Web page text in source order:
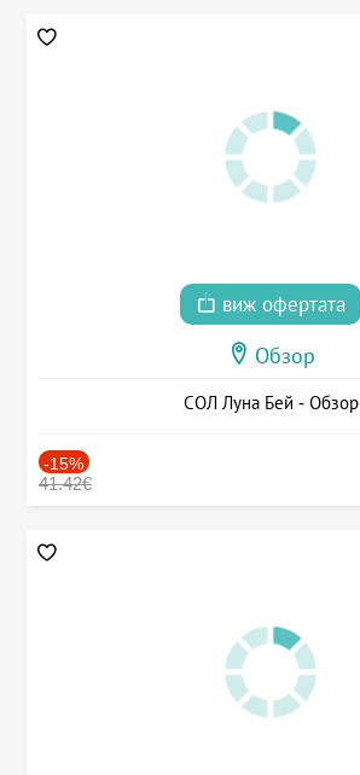
виж офертата
Обзор
СОЛ Луна Бей - Обзор
-15%
41.42€